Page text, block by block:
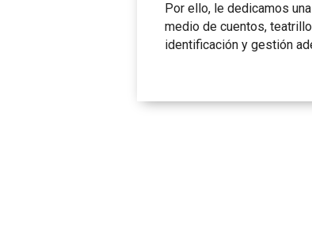
Por ello, le dedicamos
medio de cuentos,
identificación y gestión